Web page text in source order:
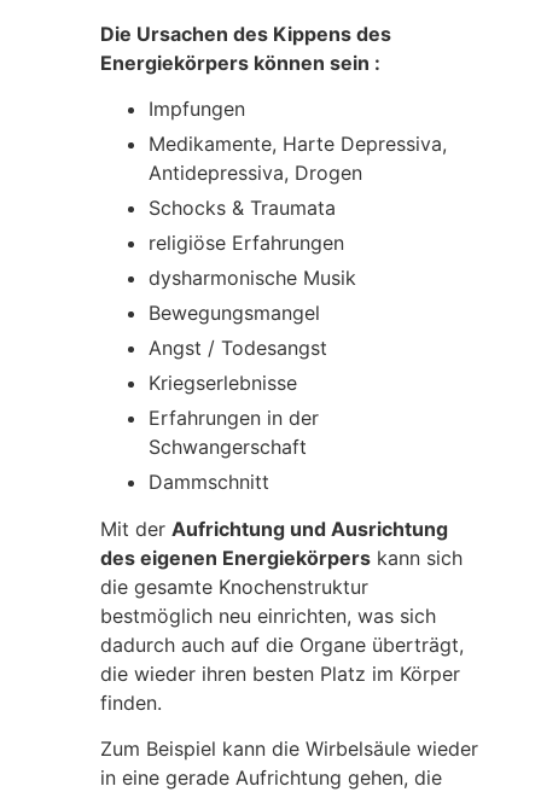
Die Ursachen des Kippens des
Energiekörpers können sein :
Impfungen
Medikamente, Harte Depressiva,
Antidepressiva, Drogen
Schocks & Traumata
religiöse Erfahrungen
dysharmonische Musik
Bewegungsmangel
Angst / Todesangst
Kriegserlebnisse
Erfahrungen in der
Schwangerschaft
Dammschnitt
Mit der Aufrichtung und Ausrichtung
des eigenen Energiekörpers kann sich
die gesamte Knochenstruktur
bestmöglich neu einrichten, was sich
dadurch auch auf die Organe überträgt,
die wieder ihren besten Platz im Körper
finden.
Zum Beispiel kann die Wirbelsäule wieder
in eine gerade Aufrichtung gehen, die